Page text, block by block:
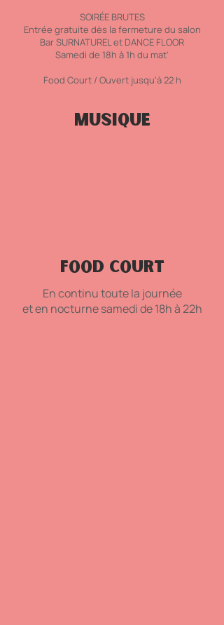
SOIRÉE BRUTES
Entrée gratuite dès la fermeture du salon
Bar SURNATUREL et DANCE FLOOR
Samedi de 18h à 1h du mat'
​Food Court / Ouvert jusqu’à 22 h
MUSIQUE
FOOD COURT
En continu toute la journée
et en nocturne samedi de 18h à 22h